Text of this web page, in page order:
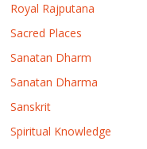
Royal Rajputana
Sacred Places
Sanatan Dharm
Sanatan Dharma
Sanskrit
Spiritual Knowledge